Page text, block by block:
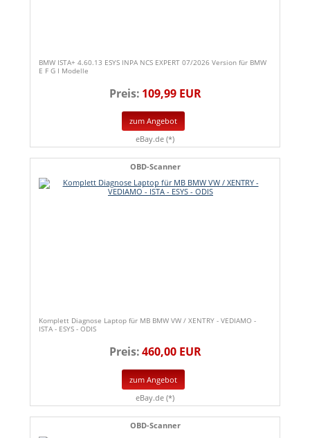
BMW ISTA+ 4.60.13 ESYS INPA NCS EXPERT 07/2026 Version für BMW
E F G I Modelle
Preis: 109,99 EUR
zum Angebot
eBay.de (*)
OBD-Scanner
Komplett Diagnose Laptop für MB BMW VW / XENTRY - VEDIAMO -
ISTA - ESYS - ODIS
Preis:460,00 EUR
zum Angebot
eBay.de (*)
OBD-Scanner